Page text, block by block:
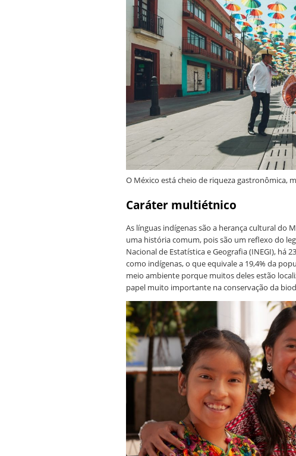
O México está cheio de riqueza gastronômica,
Caráter multiétnico
As línguas indígenas são a herança cultural do
uma história comum, pois são um reflexo do
Nacional de Estatística e Geografia (INEGI), há
como indígenas, o que equivale a 19,4% da
meio ambiente porque muitos deles estão
papel muito importante na conservação da